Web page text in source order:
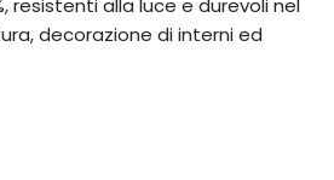
resistenti alla luce e durevoli nel
decorazione di interni ed